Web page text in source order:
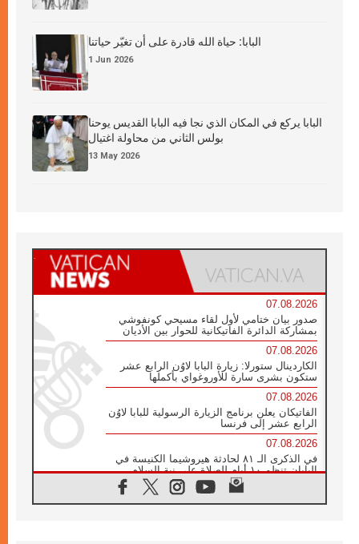
البابا: حياة الله قادرة على أن تغيّر حياتنا
1 Jun 2026
البابا يركع في المكان الذي نجا فيه البابا القديس يوحنا
بولس الثاني من محاولة اغتيال
13 May 2026
07.08.2026
صدور بيان ختامي لأول لقاء مسيحي كونفوشي
بمشاركة الدائرة الفاتيكانية للحوار بين الأديان
07.08.2026
الكاردينال ستورلا: زيارة البابا لاوُن الرابع عشر
ستكون بشرى سارة للأوروغواي بأكملها
07.08.2026
الفاتيكان يعلن برنامج الزيارة الرسولية للبابا لاوُن
الرابع عشر إلى فرنسا
07.08.2026
في الذكرى الـ ٨١ لحادثة هيروشيما الكنيسة في
اليابان تنظم ١٠ أيام للصلاة على نية السلام
الكنيسة في الأوروغواي: زيارة البابا ستعزز